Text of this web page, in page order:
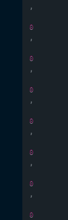
,
0
,
0
,
0
,
0
,
0
,
0
,
0